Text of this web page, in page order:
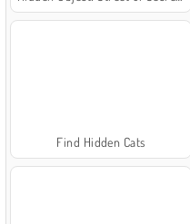
Find Hidden Cats